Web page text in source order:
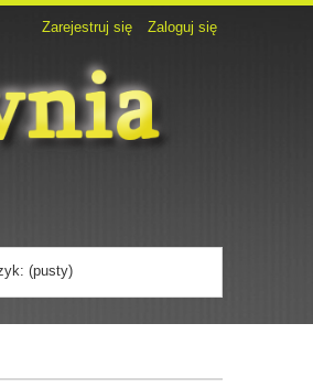
Zarejestruj się Zaloguj się
(pusty)